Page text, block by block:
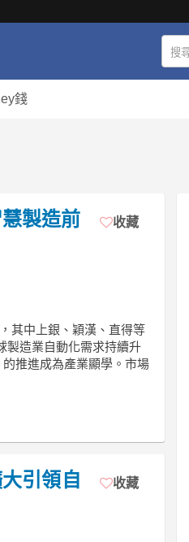
錢
製造前
收藏
其中上銀、穎漢、直得等
製造業自動化需求持續升
推進成為產業顯學。市場
引領自
收藏